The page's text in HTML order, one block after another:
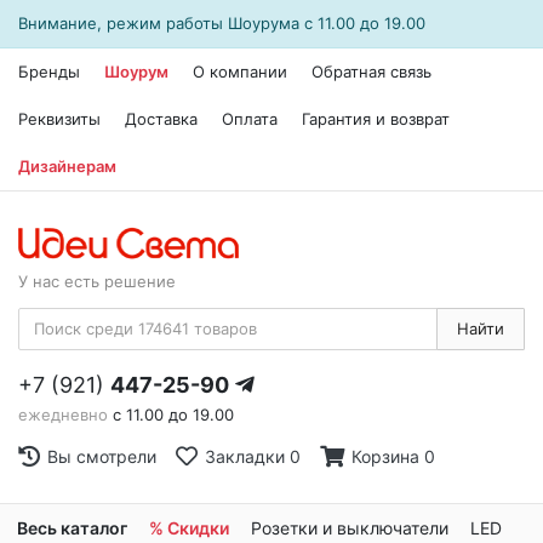
Внимание, режим работы Шоурума с 11.00 до 19.00
Бренды Шоурум О компании Обратная связь
Реквизиты Доставка Оплата Гарантия и возврат
Дизайнерам
У нас есть решение
Найти
+7 (921) 447-25-90
ежедневно с 11.00 до 19.00
Вы смотрели Закладки 0 Корзина 0
Весь каталог % Скидки Розетки и выключатели LED